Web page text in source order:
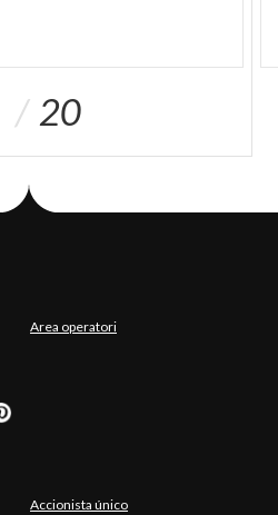
20
Area operatori
Accionista único